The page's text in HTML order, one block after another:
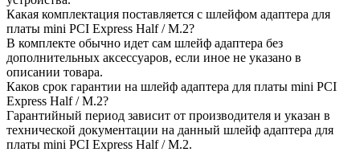
Какая комплектация поставляется с шлейфом адаптера для
платы mini PCI Express Half / М.2?
В комплекте обычно идет сам шлейф адаптера без
дополнительных аксессуаров, если иное не указано в
описании товара.
Каков срок гарантии на шлейф адаптера для платы mini PCI
Express Half / М.2?
Гарантийный период зависит от производителя и указан в
технической документации на данный шлейф адаптера для
платы mini PCI Express Half / М.2.